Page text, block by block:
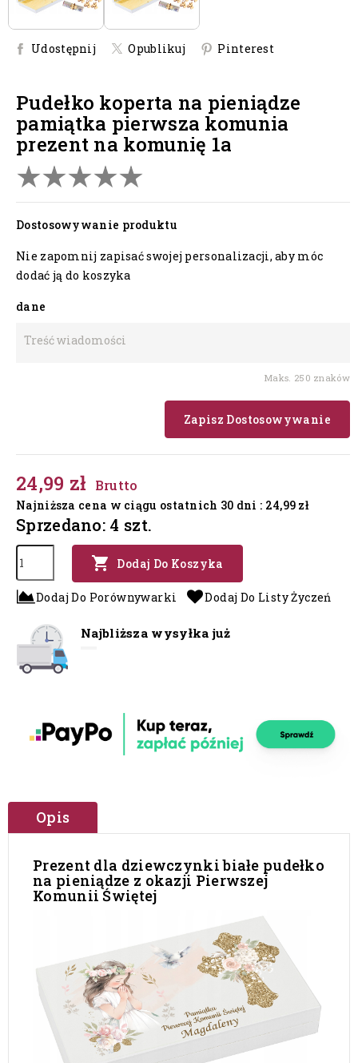
Udostępnij Opublikuj Pinterest
pudełko koperta na pieniądze
pamiątka pierwsza komunia
prezent na komunię 1a
Dostosowywanie produktu
Nie zapomnij zapisać swojej personalizacji, aby móc
dodać ją do koszyka
dane
Maks. 250 znaków
Zapisz Dostosowywanie
24,99 zł Brutto
Najniższa cena w ciągu ostatnich 30 dni : 24,99 zł
Sprzedano: 4 szt.
 Dodaj Do Koszyka
Dodaj Do Porównywarki Dodaj Do Listy Życzeń
Najbliższa wysyłka już
Opis
Prezent dla dziewczynki białe pudełko
na pieniądze z okazji Pierwszej
Komunii Świętej